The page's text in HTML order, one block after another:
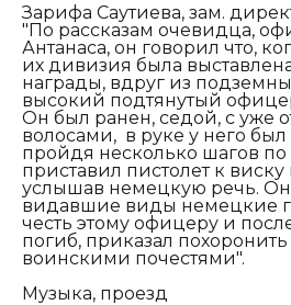
Зарифа Саутиева, зам.
"По рассказам очевидца,
Антанаса, он говорил что,
их дивизия была
награды, вдруг из
высокий подтянутый
Он был ранен, седой, с уже
волосами, в руке у него был
пройдя несколько шагов по
приставил пистолет к
услышав немецкую речь. Он
видавшие виды немецкие
честь этому офицеру и
погиб, приказал
воинскими почестями".
Музыка, проезд